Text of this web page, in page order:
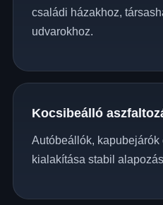
családi házakhoz,
udvarokhoz.
Kocsibeálló
Autóbeállók, kapubejárók
kialakítása stabil